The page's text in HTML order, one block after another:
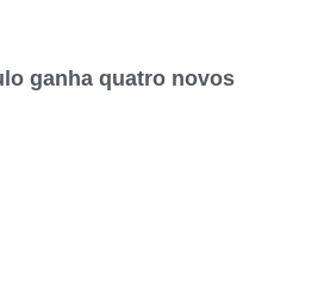
ganha quatro novos